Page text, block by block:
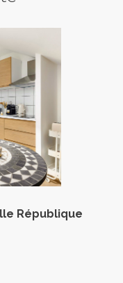
République